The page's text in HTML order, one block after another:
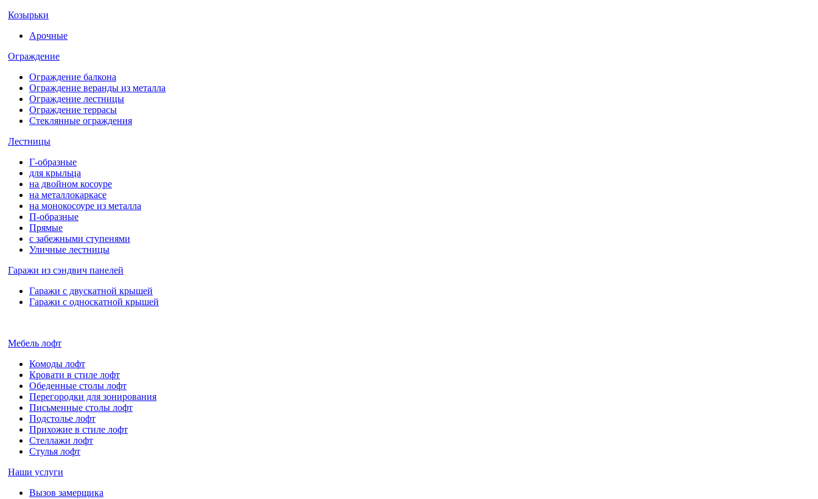
Козырьки
Арочные
Ограждение
Ограждение балкона
Ограждение веранды из металла
Ограждение лестницы
Ограждение террасы
Стеклянные ограждения
Лестницы
Г-образные
для крыльца
на двойном косоуре
на металлокаркасе
на монокосоуре из металла
П-образные
Прямые
с забежными ступенями
Уличные лестницы
Гаражи из сэндвич панелей
Гаражи с двускатной крышей
Гаражи с односкатной крышей
Мебель лофт
Комоды лофт
Кровати в стиле лофт
Обеденные столы лофт
Перегородки для зонирования
Письменные столы лофт
Подстолье лофт
Прихожие в стиле лофт
Стеллажи лофт
Стулья лофт
Наши услуги
Вызов замерщика